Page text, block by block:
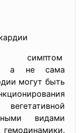
симптом
а не сама
могут быть
видами